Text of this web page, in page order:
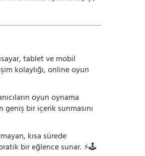
tablet ve mobil
kolaylığı, online oyun
oyun oynama
bir içerik sunmasını
kısa sürede
bir eğlence sunar. ⚡🕹️